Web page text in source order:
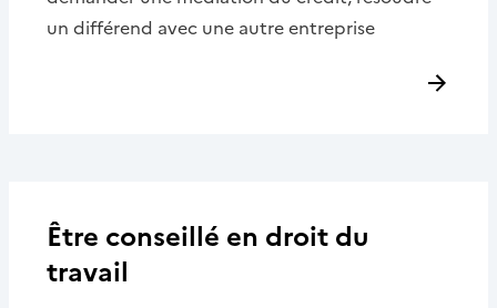
un différend avec une autre entreprise
Être conseillé en droit du
travail